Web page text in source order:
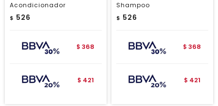
Acondicionador
$ 526
$ 368
$ 421
Shampoo
$ 526
$ 368
$ 421